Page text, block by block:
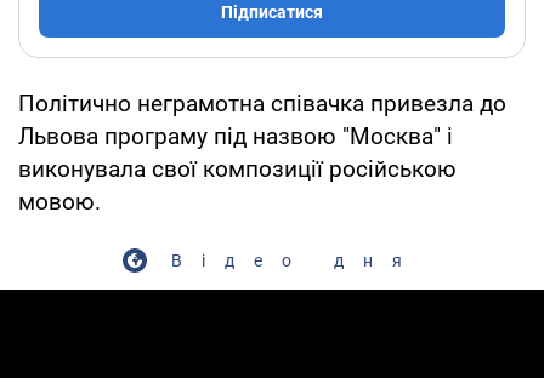
Підписатися
Політично неграмотна співачка привезла до
Львова програму під назвою "Москва" і
виконувала свої композиції російською
мовою.
Відео дня